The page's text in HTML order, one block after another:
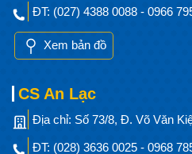
ĐT: (027) 4388 0088 - 0966
Xem bản đồ
CS An Lạc
Địa chỉ: Số 73/8, Đ. Võ Văn
ĐT: (028) 3636 0025 - 0968